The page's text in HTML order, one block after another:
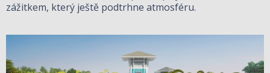
zážitkem, který ještě podtrhne atmosféru.